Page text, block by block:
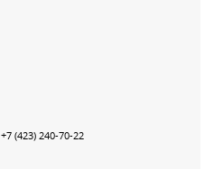
+7 (423) 240-70-22